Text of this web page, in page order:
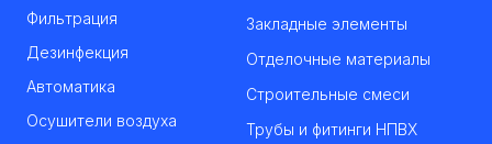
Фильтрация
Дезинфекция
Автоматика
Осушители воздуха
Закладные элементы
Отделочные материалы
Строительные смеси
Трубы и фитинги НПВХ